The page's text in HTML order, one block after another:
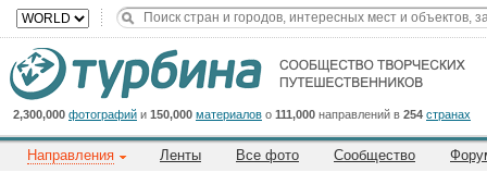
2,300,000 фотографий и 150,000 материалов о 111,000 направлений в 254 странах
Направления Ленты Все фото Сообщество
Cейчас
на
сайте:
Title